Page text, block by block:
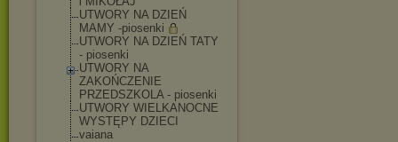
UTWORY NA DZIEŃ
MAMY -piosenki
UTWORY NA DZIEŃ TATY
- piosenki
UTWORY NA
ZAKOŃCZENIE
PRZEDSZKOLA - piosenki
UTWORY WIELKANOCNE
WYSTĘPY DZIECI
vaiana